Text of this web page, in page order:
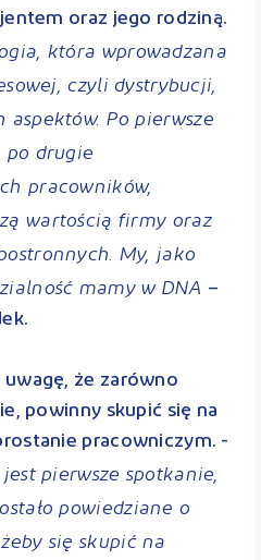
oraz jego rodziną.
która wprowadzana
czyli dystrybucji,
aspektów. Po pierwsze
po drugie
pracowników,
wartością firmy oraz
My, jako
mamy w DNA –
uwagę, że zarówno
powinny skupić się na
pracowniczym. -
pierwsze spotkanie,
powiedziane o
się skupić na